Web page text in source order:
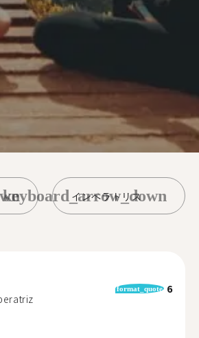
インペラトリス
keyboard_arrow_down
format_quote 6